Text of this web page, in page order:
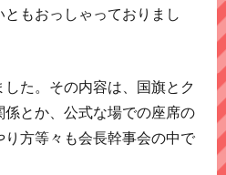
もおっしゃっておりまし
た。その内容は、国旗とク
とか、公式な場での座席の
方等々も会長幹事会の中で